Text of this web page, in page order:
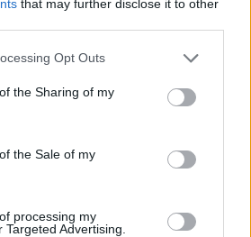
that may further disclose it to other
app uses one or more Google
or usage behaviour. You may click to
Google and its third-party tags to
specified purposes in below Google
Opt Outs
the Sharing of my
the Sale of my
processing my
Advertising.
de Madame Tussauds?
de museos de cera tiene
todo el mundo, pero el museo
y el más grande.